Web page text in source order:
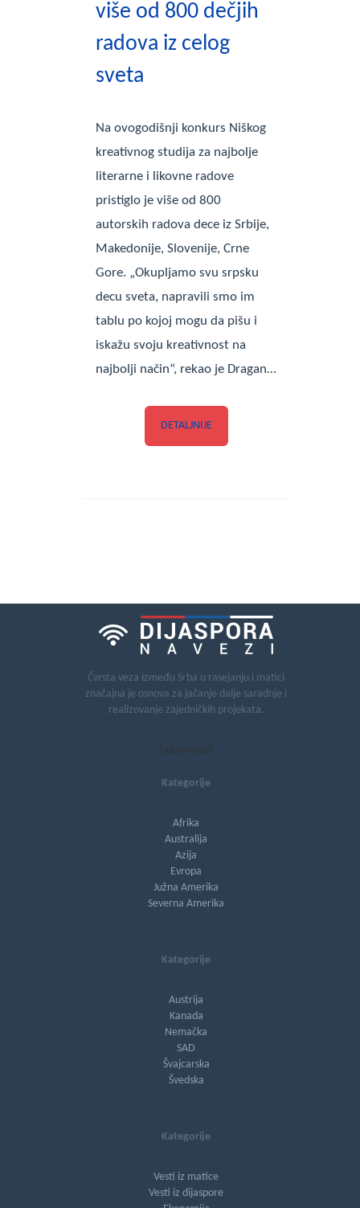
više od 800 dečjih
radova iz celog
sveta
Na ovogodišnji konkurs Niškog
kreativnog studija za najbolje
literarne i likovne radove
pristiglo je više od 800
autorskih radova dece iz Srbije,
Makedonije, Slovenije, Crne
Gore. „Okupljamo svu srpsku
decu sveta, napravili smo im
tablu po kojoj mogu da pišu i
iskažu svoju kreativnost na
najbolji način“, rekao je Dragan…
DETALJNIJE
Čvrsta veza između Srba u rasejanju i matici
značajna je osnova za jačanje dalje saradnje i
realizovanje zajedničkih projekata.
[subscribe2]
Kategorije
Afrika
Australija
Azija
Evropa
Južna Amerika
Severna Amerika
Kategorije
Austrija
Kanada
Nemačka
SAD
Švajcarska
Švedska
Kategorije
Vesti iz matice
Vesti iz dijaspore